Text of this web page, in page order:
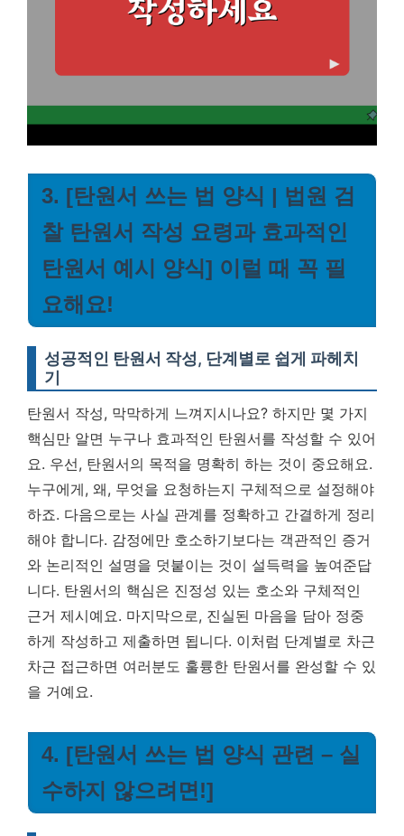
3. [탄원서 쓰는 법 양식 | 법원 검
찰 탄원서 작성 요령과 효과적인
탄원서 예시 양식] 이럴 때 꼭 필
요해요!
성공적인 탄원서 작성, 단계별로 쉽게 파헤치
기
탄원서 작성, 막막하게 느껴지시나요? 하지만 몇 가지
핵심만 알면 누구나 효과적인 탄원서를 작성할 수 있어
요. 우선, 탄원서의 목적을 명확히 하는 것이 중요해요.
누구에게, 왜, 무엇을 요청하는지 구체적으로 설정해야
하죠. 다음으로는 사실 관계를 정확하고 간결하게 정리
해야 합니다. 감정에만 호소하기보다는 객관적인 증거
와 논리적인 설명을 덧붙이는 것이 설득력을 높여준답
니다. 탄원서의 핵심은 진정성 있는 호소와 구체적인
근거 제시예요. 마지막으로, 진실된 마음을 담아 정중
하게 작성하고 제출하면 됩니다. 이처럼 단계별로 차근
차근 접근하면 여러분도 훌륭한 탄원서를 완성할 수 있
을 거예요.
4. [탄원서 쓰는 법 양식 관련 – 실
수하지 않으려면!]